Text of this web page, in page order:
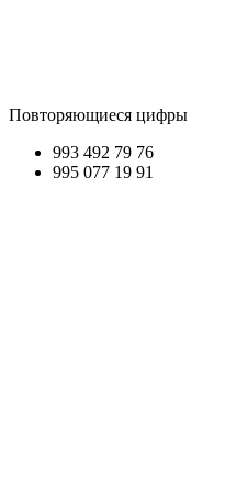
Повторяющиеся цифры
993 492 79 76
995 077 19 91